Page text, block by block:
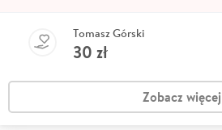
Tomasz Górski
30 zł
Zobacz więcej